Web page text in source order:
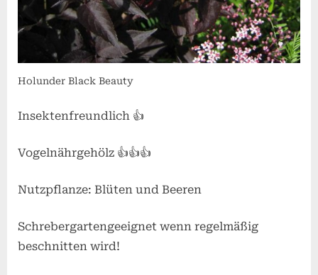
Holunder Black Beauty
Insektenfreundlich 👍
Vogelnährgehölz 👍👍👍
Nutzpflanze: Blüten und Beeren
Schrebergartengeeignet wenn regelmäßig
beschnitten wird!